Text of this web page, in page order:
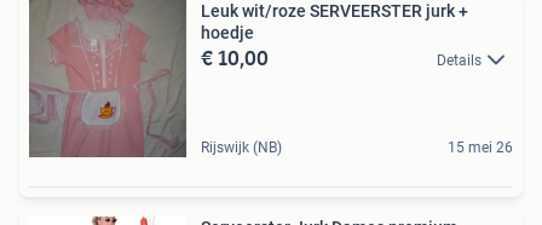
Leuk wit/roze SERVEERSTER jurk +
hoedje
€ 10,00 Details
Rijswijk (NB) 15 mei 26